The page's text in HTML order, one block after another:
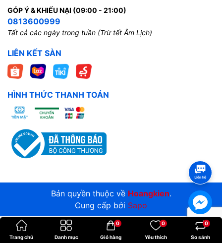
GÓP Ý & KHIẾU NẠI (09:00 - 21:00)
0813600999
Tất cả các ngày trong tuần (Trừ tết Âm Lịch)
LIÊN KẾT SÀN
HÌNH THỨC THANH TOÁN
Bản quyền thuộc về Hoangkien.
Cung cấp bởi Sapo
Trang chủ Danh mục Giỏ hàng
0
Yêu thích
0
So sánh
0